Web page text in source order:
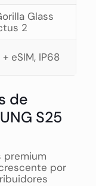
Glass
2
eSIM, IP68
de
S25
premium
por